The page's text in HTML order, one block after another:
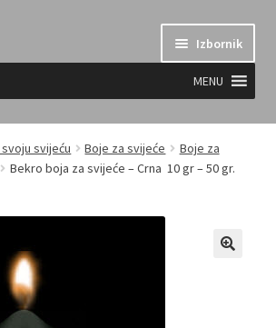
Izbornik
MENU
svijeću Boje za svijeće
Boje za
Bekro boja za svijeće – Crna 10 gr – 50 gr.